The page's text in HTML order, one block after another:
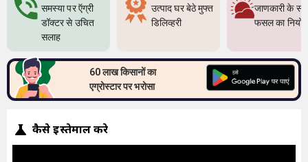
समस्या पर ऍग्री
डॉक्टर से उचित
सलाह
उत्पाद घर बेठे मुफ्त
डिलिव्हरी
जाणकारी के
फसल का
60 लाख किसानों का
एग्रोस्टार पर भरोसा
कैसे इस्तेमाल करे